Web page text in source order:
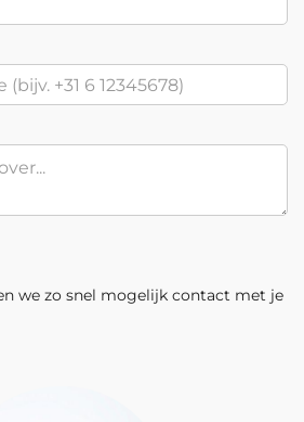
we zo snel mogelijk contact met je